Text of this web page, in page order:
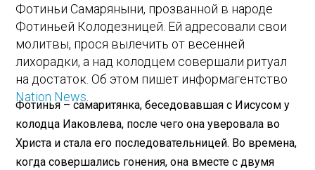
Фотиньи Самаряныни, прозванной в народе
Фотиньей Колодезницей. Ей адресовали свои
молитвы, прося вылечить от весенней
лихорадки, а над колодцем совершали ритуал
на достаток. Об этом пишет информагентство
Nation News.
Фотинья – самаритянка, беседовавшая с Иисусом у
колодца Иаковлева, после чего она уверовала во
Христа и стала его последовательницей. Во времена,
когда совершались гонения, она вместе с двумя